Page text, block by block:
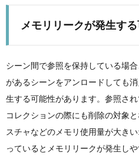
メモリリークが発生す
シーン間で参照を保持している場
があるシーンをアンロードしても
生する可能性があります。参照さ
コレクションの際にも削除の対象
スチャなどのメモリ使用量が大き
っているとメモリリークが発生しや